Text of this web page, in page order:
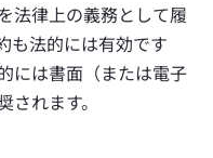
法律上の義務として履
も法的には有効です
には書面（または電子
れます。